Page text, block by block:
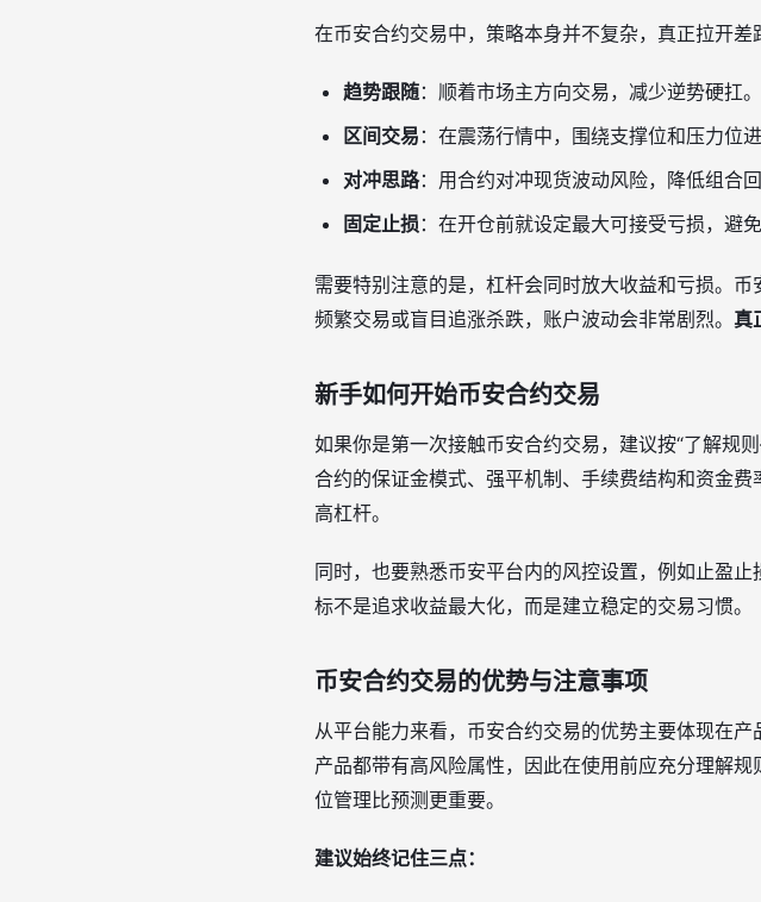
在币安合约交易中，策略本身并不复杂，真正拉开差
趋势跟随：顺着市场主方向交易，减少逆势硬扛。
区间交易 ：在震荡行情中，围绕支撑位和压力位进
对冲思路：用合约对冲现货波动风险，降低组合回
固定止损 ：在开仓前就设定最大可接受亏损，避免
需要特别注意的是，杠杆会同时放大收益和亏损。
频繁交易或盲目追涨杀跌，账户波动会非常剧烈。 真
新手如何开始币安合约交易
如果你是第一次接触币安合约交易，建议按“了解
合约的保证金模式、强平机制、手续费结构和资金
高杠杆。
同时，也要熟悉币安平台内的风控设置，例如止盈
标不是追求收益最大化，而是建立稳定的交易习惯。
币安合约交易的优势与注意事项
从平台能力来看，币安合约交易的优势主要体现在
产品都带有高风险属性，因此在使用前应充分理解
位管理比预测更重要。
建议始终记住三点：